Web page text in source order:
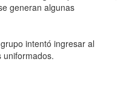
generan algunas
intentó ingresar al
uniformados.